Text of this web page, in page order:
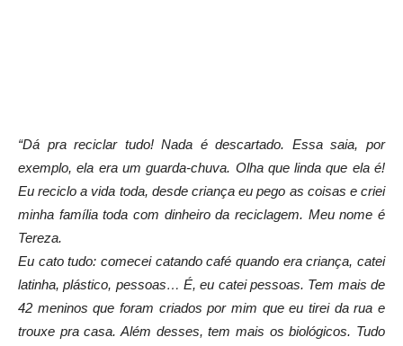
“Dá pra reciclar tudo! Nada é descartado. Essa saia, por
exemplo, ela era um guarda-chuva. Olha que linda que ela é!
Eu reciclo a vida toda, desde criança eu pego as coisas e criei
minha família toda com dinheiro da reciclagem. Meu nome é
Tereza.
Eu cato tudo: comecei catando café quando era criança, catei
latinha, plástico, pessoas… É, eu catei pessoas. Tem mais de
42 meninos que foram criados por mim que eu tirei da rua e
trouxe pra casa. Além desses, tem mais os biológicos. Tudo